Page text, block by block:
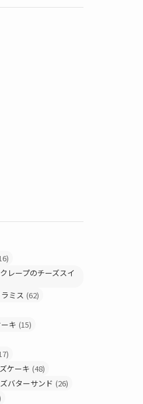
レープのチーズスイ
ミス (62)
キ (15)
ケーキ (48)
バターサンド (26)